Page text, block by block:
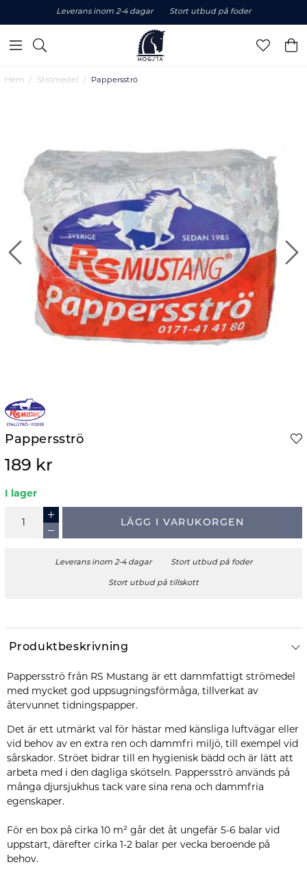
Leverans inom 2-4 dagar Stort utbud på foder
Hem Strömedel Pappersströ
Pappersströ
189 kr
I lager
LÄGG I VARUKORGEN
Leverans inom 2-4 dagar Stort utbud på foder
Stort utbud på tillskott
Produktbeskrivning
Pappersströ från RS Mustang är ett dammfattigt strömedel
med mycket god uppsugningsförmåga, tillverkat av
återvunnet tidningspapper.
Det är ett utmärkt val för hästar med känsliga luftvägar eller
vid behov av en extra ren och dammfri miljö, till exempel vid
sårskador. Ströet bidrar till en hygienisk bädd och är lätt att
arbeta med i den dagliga skötseln. Pappersströ används på
många djursjukhus tack vare sina rena och dammfria
egenskaper.
För en box på cirka 10 m² går det åt ungefär 5-6 balar vid
uppstart, därefter cirka 1-2 balar per vecka beroende på
behov.